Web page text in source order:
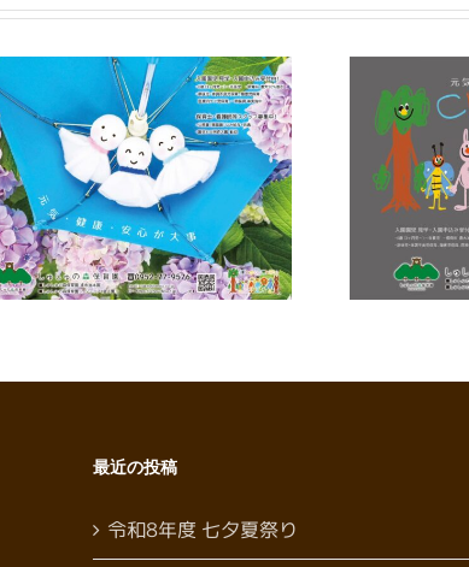
【広報誌】ワイヤーさが
2026年6月号に掲載しまし
た
最近の投稿
令和8年度 七夕夏祭り